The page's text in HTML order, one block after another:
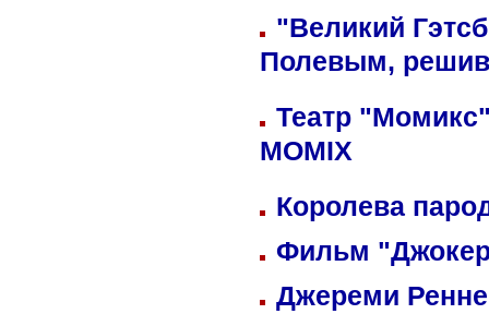
"Великий
Полевым,
Театр
MOMIX
Королева
Фильм
Джереми